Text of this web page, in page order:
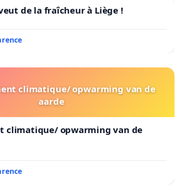
de la fraîcheur à Liège !
climatique/ opwarming van de
aarde
climatique/ opwarming van de